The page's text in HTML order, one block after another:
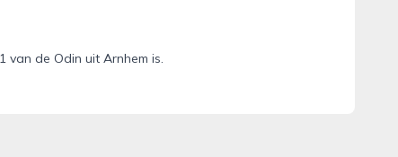
de Odin uit Arnhem is.